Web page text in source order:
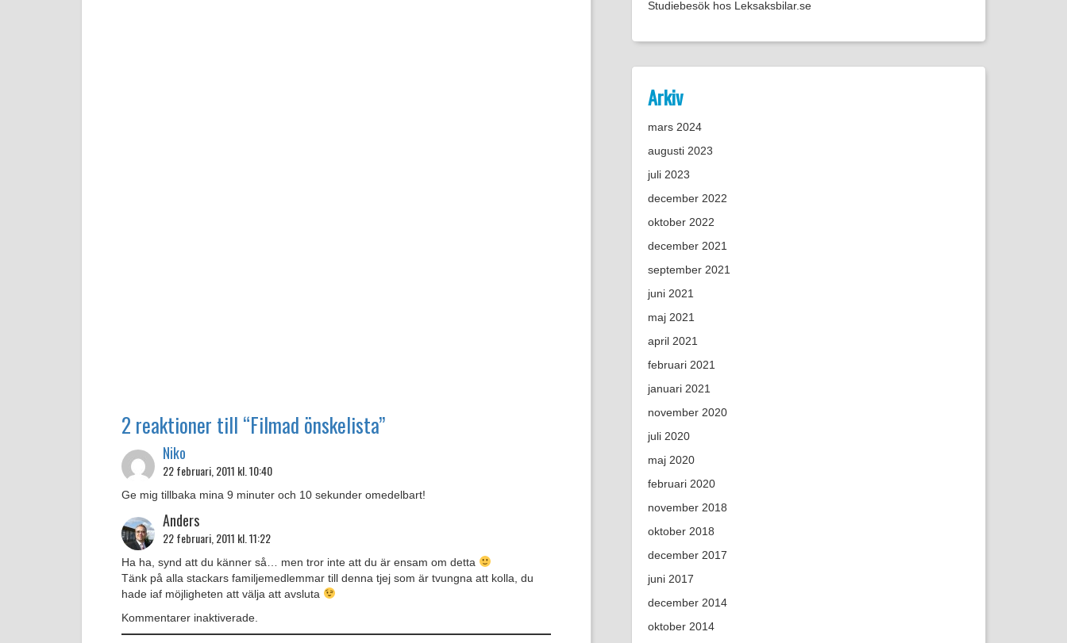
2 reaktioner till “Filmad önskelista”
Niko
22 februari, 2011 kl. 10:40
Ge mig tillbaka mina 9 minuter och 10 sekunder omedelbart!
Anders
22 februari, 2011 kl. 11:22
Ha ha, synd att du känner så… men tror inte att du är ensam om detta
Tänk på alla stackars familjemedlemmar till denna tjej som är tvungna att kolla, du
hade iaf möjligheten att välja att avsluta
Kommentarer inaktiverade.
Studiebesök hos Leksaksbilar.se
Arkiv
mars 2024
augusti 2023
juli 2023
december 2022
oktober 2022
december 2021
september 2021
juni 2021
maj 2021
april 2021
februari 2021
januari 2021
november 2020
juli 2020
maj 2020
februari 2020
november 2018
oktober 2018
december 2017
juni 2017
december 2014
oktober 2014